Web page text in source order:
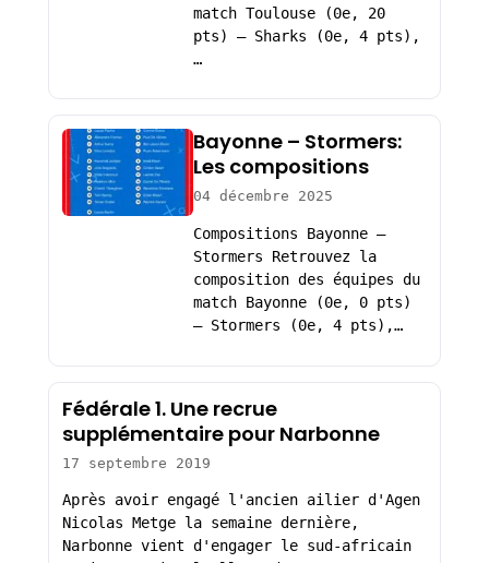
match Toulouse (0e, 20
pts) – Sharks (0e, 4 pts),
…
Bayonne – Stormers:
Les compositions
04 décembre 2025
Compositions Bayonne –
Stormers Retrouvez la
composition des équipes du
match Bayonne (0e, 0 pts)
– Stormers (0e, 4 pts),…
Fédérale 1. Une recrue
supplémentaire pour Narbonne
17 septembre 2019
Après avoir engagé l'ancien ailier d'Agen
Nicolas Metge la semaine dernière,
Narbonne vient d'engager le sud-africain